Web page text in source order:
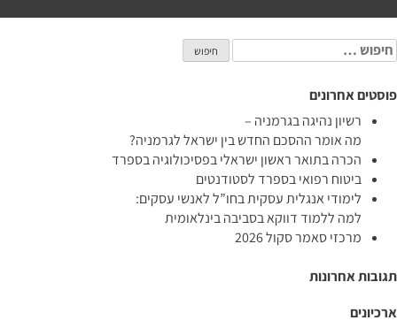
חיפוש:
פוסטים אחרונים
רשיון נהיגה בגרמניה –
מה אומר ההסכם החדש בין ישראל לגרמניה?
הכרה בתואר ראשון ישראלי בפסיכולוגיה בספרד
ביטוח רפואי בספרד לסטודנטים
לימודי אנגלית עסקית בחו”ל לאנשי עסקים:
למה ללמוד דווקא בסביבה בינלאומית
מרכזי סאמר סקול 2026
תגובות אחרונות
ארכיונים